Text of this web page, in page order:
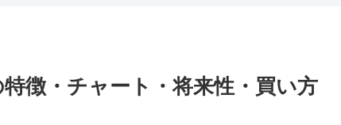
徴・チャート・将来性・買い方